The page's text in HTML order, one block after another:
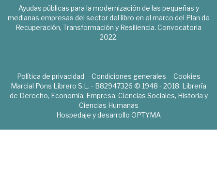
Ayudas públicas para la modernización de las pequeñas y
medianas empresas del sector del libro en el marco del Plan de
Recuperación, Transformación y Resiliencia. Convocatoria
2022.
Política de privacidad Condiciones generales
Cookies
Marcial Pons Librero S.L. - B82947326 © 1948 - 2018. Librería
de Derecho, Economía, Empresa, Ciencias Sociales, Historia y
Ciencias Humanas
Hospedaje y desarrollo OPTYMA